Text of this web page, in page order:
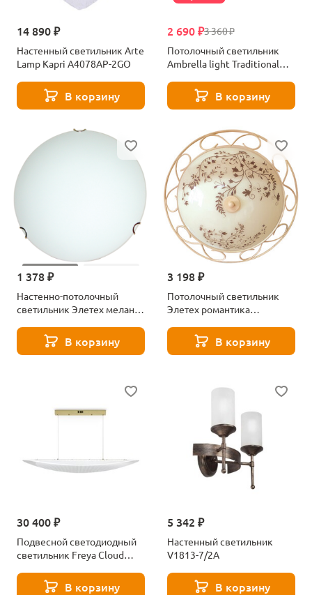
14 890 ₽
Настенный светильник Arte
Lamp Kapri A4078AP-2GO
В корзину
3 360 ₽
2 690 ₽
Потолочный светильник
Ambrella light Traditional
В корзину
1 378 ₽
Настенно-потолочный
светильник Элетех мелани
В корзину
3 198 ₽
Потолочный светильник
Элетех романтика
В корзину
30 400 ₽
Подвесной светодиодный
светильник Freya Cloud
В корзину
5 342 ₽
Настенный светильник
V1813-7/2A
В корзину